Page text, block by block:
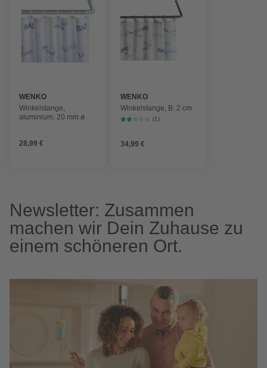
WENKO
Winkelstange,
aluminium, 20 mm ø
28,99 €
WENKO
Winkelstange, B: 2 cm
(1)
34,99 €
Newsletter: Zusammen
machen wir Dein Zuhause zu
einem schöneren Ort.